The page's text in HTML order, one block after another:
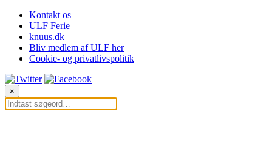
Kontakt os
ULF Ferie
knuus.dk
Bliv medlem af ULF her
Cookie- og privatlivspolitik
×